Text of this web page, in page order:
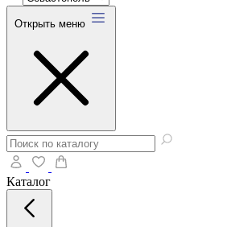
Открыть меню
Каталог